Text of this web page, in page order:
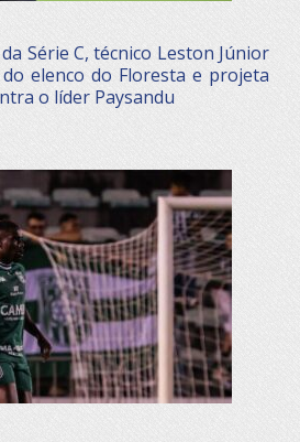
Série C, técnico Leston Júnior
elenco do Floresta e projeta
o líder Paysandu